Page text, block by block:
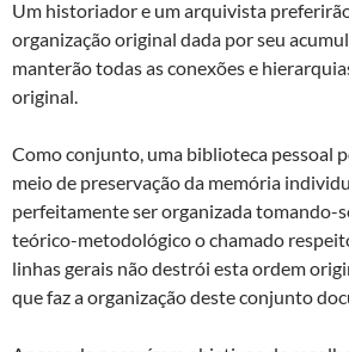
Um historiador e um arquivista
organização original dada por seu
manterão todas as conexões e
original.
Como conjunto, uma biblioteca pessoal
meio de preservação da memória
perfeitamente ser organizada tomando-
teórico-metodológico o chamado
linhas gerais não destrói esta ordem
que faz a organização deste conjunto